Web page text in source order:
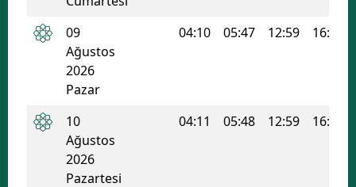
Giresun
09
Ağustos
2026
Pazar
04:10 05:47 12:59 16:49
10
Ağustos
2026
Pazartesi
04:11 05:48 12:59 16:49